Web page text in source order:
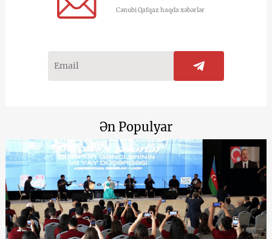
Cənubi Qafqaz haqda xəbərlər
Ən Populyar